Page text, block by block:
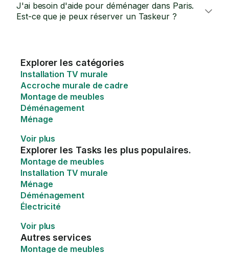
J'ai besoin d'aide pour déménager dans Paris.
Est-ce que je peux réserver un Taskeur ?
Explorer les catégories
Installation TV murale
Accroche murale de cadre
Montage de meubles
Déménagement
Ménage
Voir plus
Explorer les Tasks les plus populaires.
Montage de meubles
Installation TV murale
Ménage
Déménagement
Électricité
Voir plus
Autres services
Montage de meubles